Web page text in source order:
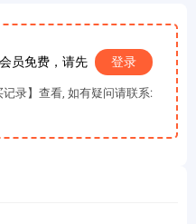
员免费，请先 登录
录】查看, 如有疑问请联系: